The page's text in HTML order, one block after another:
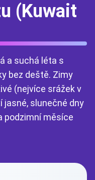
(Kuwait
a suchá léta s
bez deště. Zimy
(nejvíce srážek v
jasné, slunečné dny
podzimní měsíce